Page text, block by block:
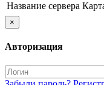
Название сервера
×
Авторизация